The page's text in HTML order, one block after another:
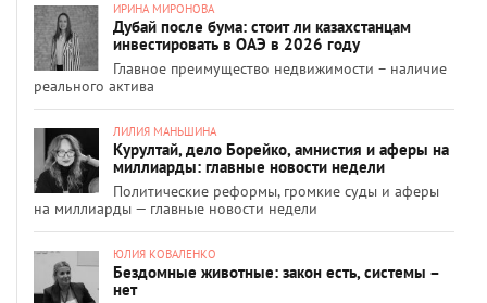
ИРИНА МИРОНОВА
Дубай после бума: стоит ли казахстанцам
инвестировать в ОАЭ в 2026 году
Главное преимущество недвижимости – наличие
реального актива
ЛИЛИЯ МАНЬШИНА
Курултай, дело Борейко, амнистия и аферы на
миллиарды: главные новости недели
Политические реформы, громкие суды и аферы
на миллиарды — главные новости недели
ЮЛИЯ КОВАЛЕНКО
Бездомные животные: закон есть, системы –
нет